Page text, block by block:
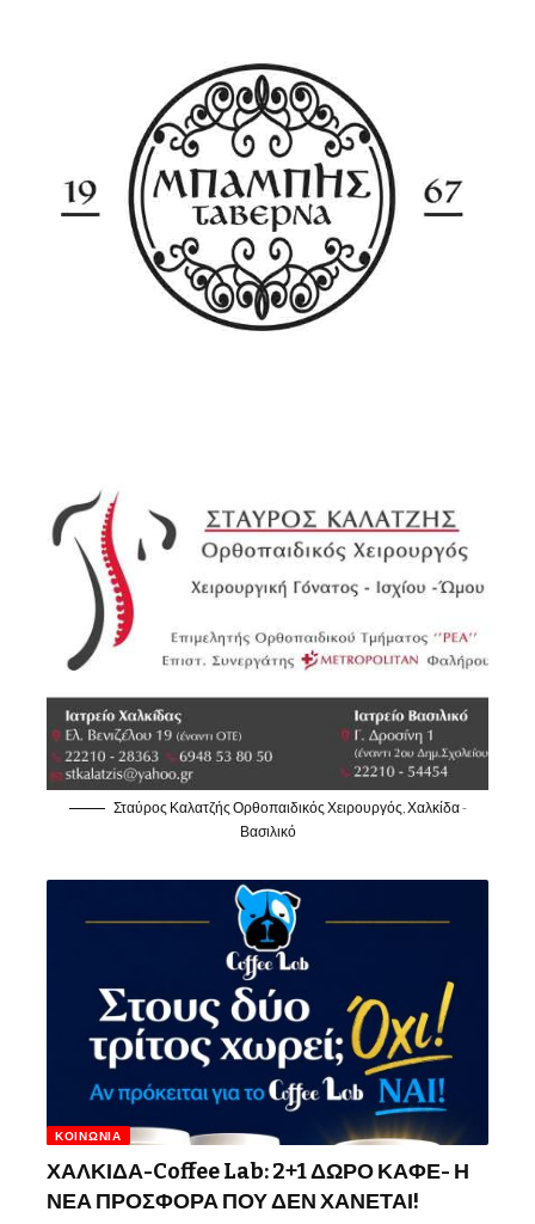
Σταύρος Καλατζής Ορθοπαιδικός Χειρουργός, Χαλκίδα -
Βασιλικό
ΚΟΙΝΩΝΊΑ
ΧΑΛΚΙΔΑ-Coffee Lab: 2+1 ΔΩΡΟ ΚΑΦΕ- Η
ΝΕΑ ΠΡΟΣΦΟΡΑ ΠΟΥ ΔΕΝ ΧΑΝΕΤΑΙ!